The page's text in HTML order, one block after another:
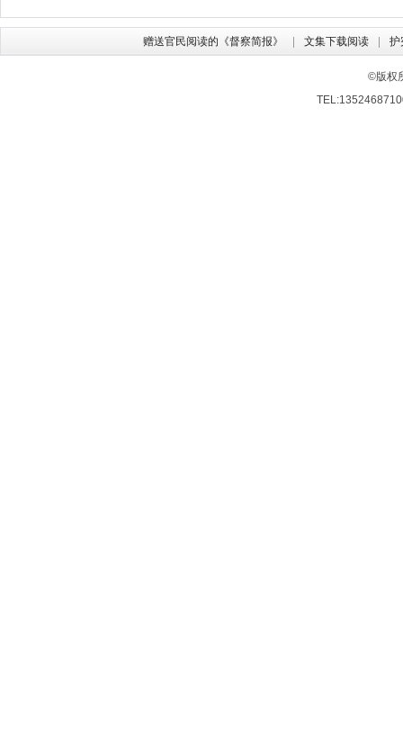
赠送官民阅读的《督察简报》 文集下载阅读 护
©版权